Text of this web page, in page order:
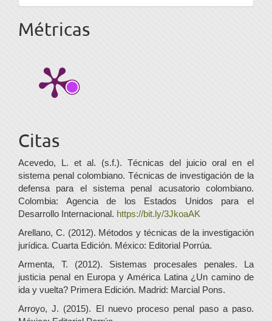
Métricas
Citas
Acevedo, L. et al. (s.f.). Técnicas del juicio oral en el
sistema penal colombiano. Técnicas de investigación de la
defensa para el sistema penal acusatorio colombiano.
Colombia: Agencia de los Estados Unidos para el
Desarrollo Internacional. https://bit.ly/3JkoaAK
Arellano, C. (2012). Métodos y técnicas de la investigación
jurídica. Cuarta Edición. México: Editorial Porrúa.
Armenta, T. (2012). Sistemas procesales penales. La
justicia penal en Europa y América Latina ¿Un camino de
ida y vuelta? Primera Edición. Madrid: Marcial Pons.
Arroyo, J. (2015). El nuevo proceso penal paso a paso.